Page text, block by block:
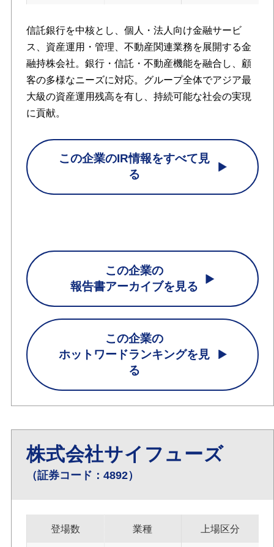
信託銀行を中核とし、個人・法人向け金融サービ
ス、資産運用・管理、不動産関連業務を展開する金
融持株会社。銀行・信託・不動産機能を融合し、顧
客の多様なニーズに対応。グループ全体でアジア最
大級の資産運用残高を有し、持続可能な社会の実現
に貢献。
この企業のIR情報をすべて見
る
この企業の
報告書アーカイブを見る
この企業の
ホットワードランキングを見
る
株式会社サイフューズ
（証券コード：4892）
登場数 業種 上場区分